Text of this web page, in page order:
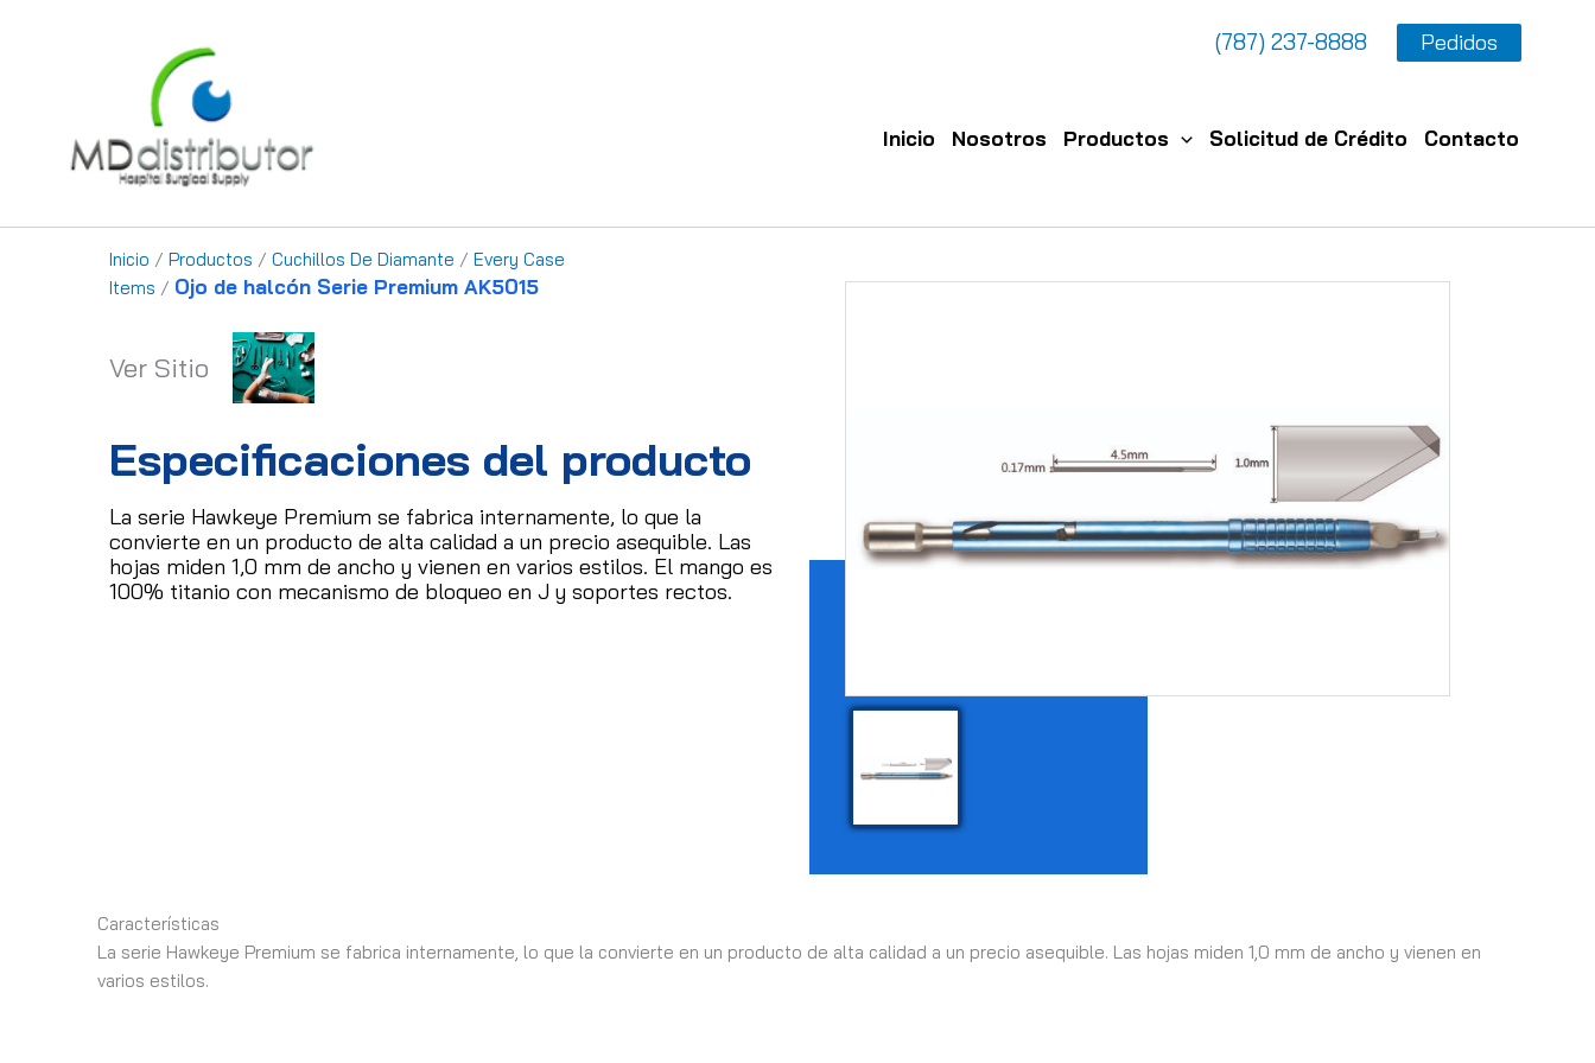
(787) 237-8888 Pedidos
Inicio Nosotros Productos Solicitud de Crédito Contacto
Inicio / Productos / Cuchillos De Diamante / Every Case
Items / Ojo de halcón Serie Premium AK5015
Ver Sitio
Especificaciones del producto
La serie Hawkeye Premium se fabrica internamente, lo que la
convierte en un producto de alta calidad a un precio asequible. Las
hojas miden 1,0 mm de ancho y vienen en varios estilos. El mango es
100% titanio con mecanismo de bloqueo en J y soportes rectos.
Características
La serie Hawkeye Premium se fabrica internamente, lo que la convierte en un producto de alta calidad a un precio asequible. Las hojas miden 1,0 mm de ancho y vienen en
varios estilos.